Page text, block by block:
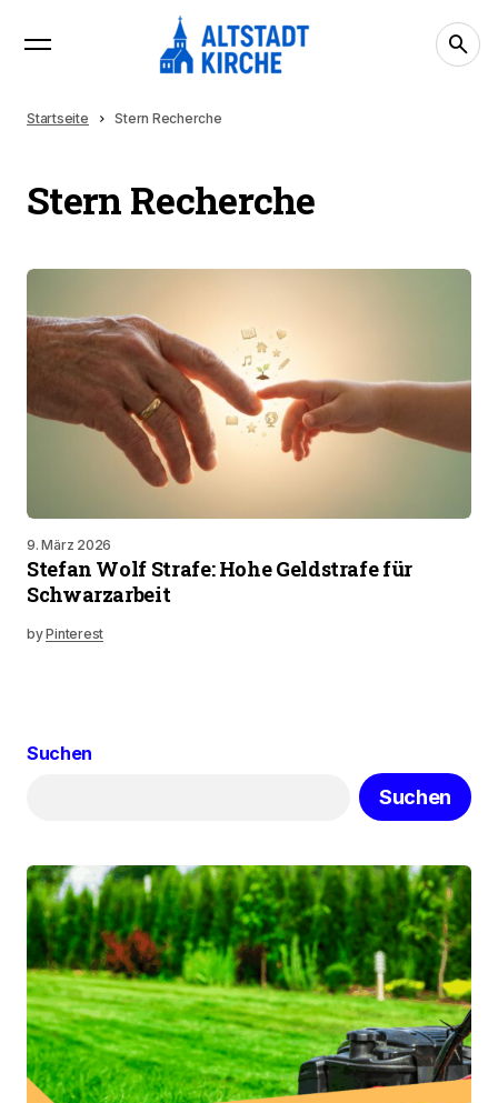
Startseite Stern Recherche
Stern Recherche
9. März 2026
Stefan Wolf Strafe: Hohe Geldstrafe für
Schwarzarbeit
byPinterest
Suchen
Suchen